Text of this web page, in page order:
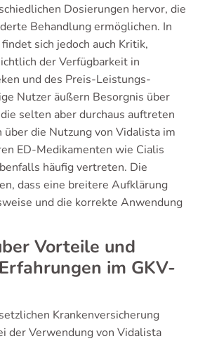
Dosierungen hervor, die
Behandlung ermöglichen. In
sich jedoch auch Kritik,
der Verfügbarkeit in
und des Preis-Leistungs-
Nutzer äußern Besorgnis über
selten aber durchaus auftreten
über die Nutzung von Vidalista im
ED-Medikamenten wie Cialis
häufig vertreten. Die
dass eine breitere Aufklärung
und die korrekte Anwendung
Vorteile und
im GKV-
Krankenversicherung
der Verwendung von Vidalista